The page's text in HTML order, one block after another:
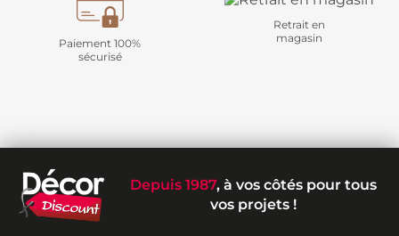
Paiement 100%
sécurisé
Retrait en
magasin
Depuis 1987, à vos côtés pour tous
vos projets !